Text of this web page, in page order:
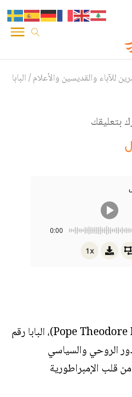
للآباء والقديسين والأعلام/البابا
بتعليقك
0:00
1x
البابا ثيودور الأول (Pope Theodore I)، البابا رقم
الروحي والسياسي
قلب الإمبراطورية